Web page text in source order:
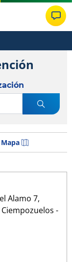
Mapa
Alamo 7,
-